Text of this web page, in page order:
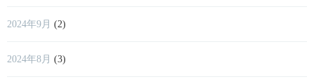
2024年9月 (2)
2024年8月 (3)